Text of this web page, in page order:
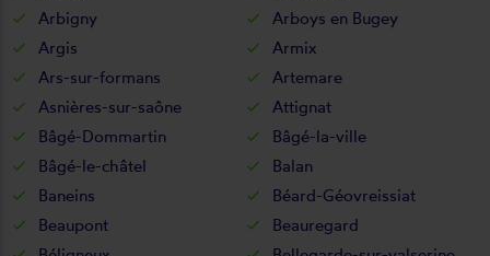
Arbigny
Arboys en Bugey
Argis
Armix
Ars-sur-formans
Artemare
Asnières-sur-saône
Attignat
Bâgé-Dommartin
Bâgé-la-ville
Bâgé-le-châtel
Balan
Baneins
Béard-Géovreissiat
Beaupont
Beauregard